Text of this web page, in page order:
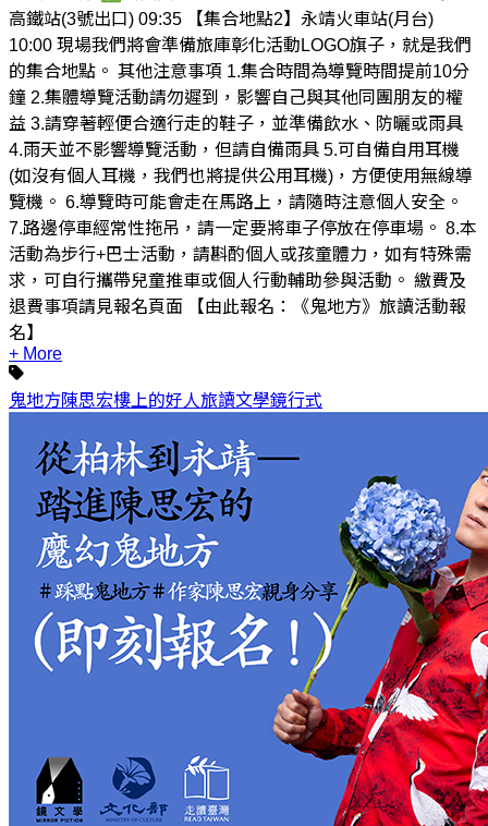
高鐵站(3號出口) 09:35 【集合地點2】永靖火車站(月台)
10:00 現場我們將會準備旅庫彰化活動LOGO旗子，就是我們
的集合地點。 其他注意事項 1.集合時間為導覽時間提前10分
鐘 2.集體導覽活動請勿遲到，影響自己與其他同團朋友的權
益 3.請穿著輕便合適行走的鞋子，並準備飲水、防曬或雨具
4.雨天並不影響導覽活動，但請自備雨具 5.可自備自用耳機
(如沒有個人耳機，我們也將提供公用耳機)，方便使用無線導
覽機。 6.導覽時可能會走在馬路上，請隨時注意個人安全。
7.路邊停車經常性拖吊，請一定要將車子停放在停車場。 8.本
活動為步行+巴士活動，請斟酌個人或孩童體力，如有特殊需
求，可自行攜帶兒童推車或個人行動輔助參與活動。 繳費及
退費事項請見報名頁面 【由此報名：《鬼地方》旅讀活動報
名】
+ More
鬼地方陳思宏樓上的好人旅讀文學鏡行式